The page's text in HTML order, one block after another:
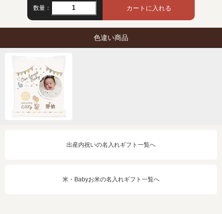
数量：
色違い商品
出産内祝いの名入れギフト一覧へ
米・Babyお米の名入れギフト一覧へ